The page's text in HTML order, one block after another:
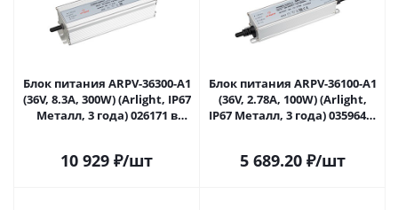
Блок питания ARPV-36300-A1
(36V, 8.3A, 300W) (Arlight, IP67
Металл, 3 года) 026171 в
10 929 ₽/шт
Блок питания ARPV-36100-A1
(36V, 2.78A, 100W) (Arlight,
IP67 Металл, 3 года) 035964 в
5 689.20₽/шт